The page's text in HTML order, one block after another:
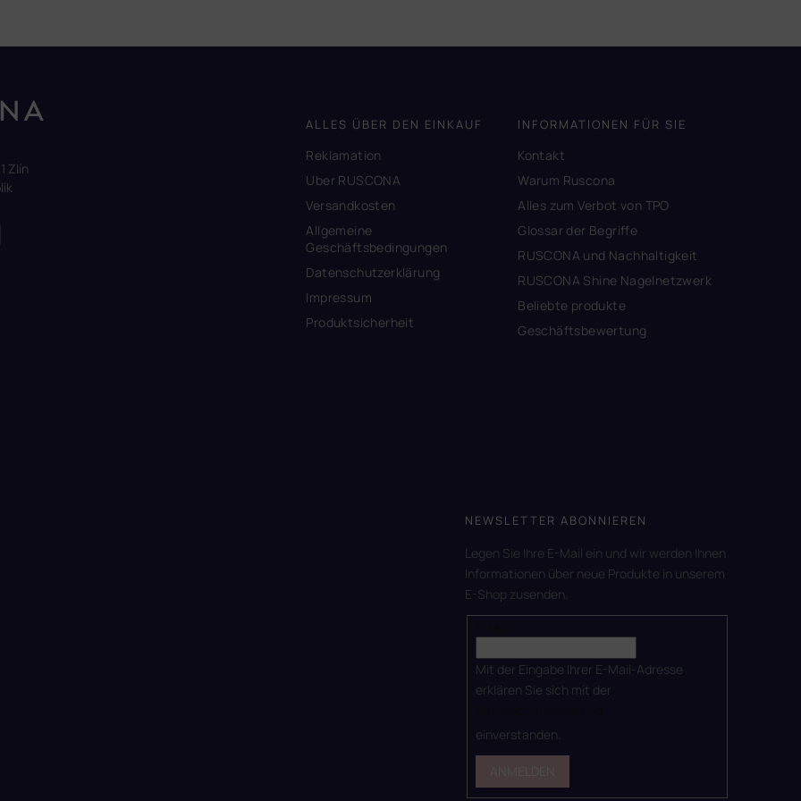
Zlín
ALLES ÜBER DEN EINKAUF
Reklamation
Uber RUSCONA
Versandkosten
Allgemeine
Geschäftsbedingungen
Datenschutzerklärung
Impressum
Produktsicherheit
INFORMATIONEN FÜR SIE
Kontakt
Warum Ruscona
Alles zum Verbot von TPO
Glossar der Begriffe
RUSCONA und Nachhaltigkeit
RUSCONA Shine Nagelnetzwerk
Beliebte produkte
Geschäftsbewertung
NEWSLETTER ABONNIEREN
Legen Sie Ihre E-Mail ein und wir werden Ihnen
Informationen über neue Produkte in unserem
E-Shop zusenden.
Mit der Eingabe Ihrer E-Mail-Adresse
erklären Sie sich mit der
einverstanden.